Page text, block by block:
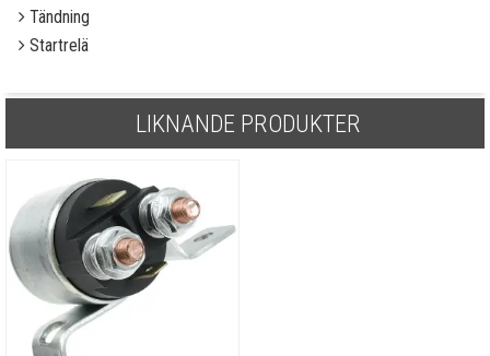
Tändning
Startrelä
LIKNANDE PRODUKTER